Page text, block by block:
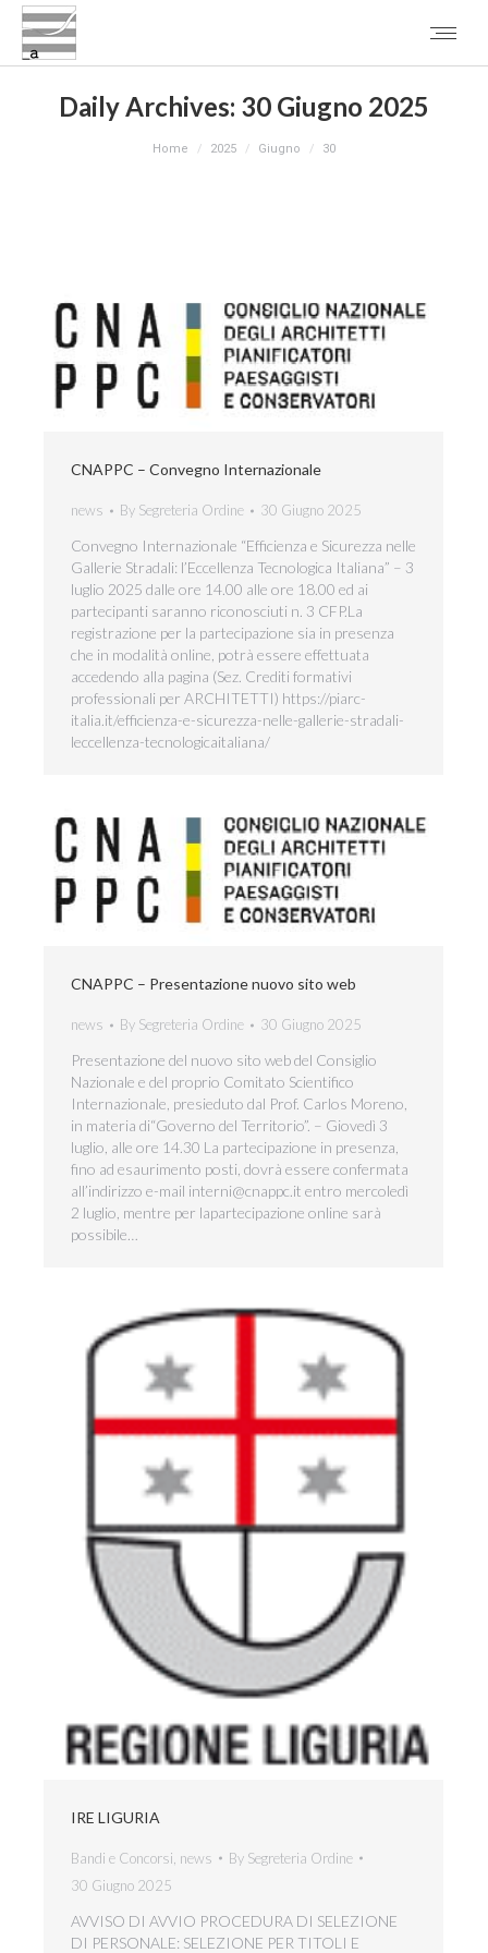
Daily Archives: 30 Giugno 2025
Home 2025 Giugno 30
CNAPPC – Convegno Internazionale
news By Segreteria Ordine 30 Giugno 2025
Convegno Internazionale “Efficienza e Sicurezza nelle
Gallerie Stradali: l’Eccellenza Tecnologica Italiana” – 3
luglio 2025 dalle ore 14.00 alle ore 18.00 ed ai
partecipanti saranno riconosciuti n. 3 CFP.La
registrazione per la partecipazione sia in presenza
che in modalità online, potrà essere effettuata
accedendo alla pagina (Sez. Crediti formativi
professionali per ARCHITETTI) https://piarc-
italia.it/efficienza-e-sicurezza-nelle-gallerie-stradali-
leccellenza-tecnologicaitaliana/
CNAPPC – Presentazione nuovo sito web
news By Segreteria Ordine 30 Giugno 2025
Presentazione del nuovo sito web del Consiglio
Nazionale e del proprio Comitato Scientifico
Internazionale, presieduto dal Prof. Carlos Moreno,
in materia di“Governo del Territorio”. – Giovedì 3
luglio, alle ore 14.30 La partecipazione in presenza,
fino ad esaurimento posti, dovrà essere confermata
all’indirizzo e-mail interni@cnappc.it entro mercoledì
2 luglio, mentre per lapartecipazione online sarà
possibile…
IRE LIGURIA
Bandi e Concorsi news By Segreteria Ordine
30 Giugno 2025
AVVISO DI AVVIO PROCEDURA DI SELEZIONE
DI PERSONALE: SELEZIONE PER TITOLI E